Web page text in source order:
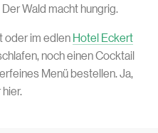
Wald macht hungrig.
oder im edlenHotel Eckert
noch einen Cocktail
Menü bestellen. Ja,